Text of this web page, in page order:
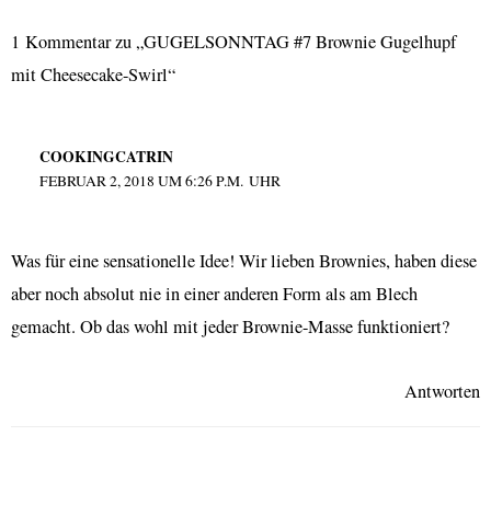
1 Kommentar zu „GUGELSONNTAG #7 Brownie Gugelhupf
mit Cheesecake-Swirl“
COOKINGCATRIN
FEBRUAR 2, 2018 UM 6:26 P.M. UHR
Was für eine sensationelle Idee! Wir lieben Brownies, haben diese
aber noch absolut nie in einer anderen Form als am Blech
gemacht. Ob das wohl mit jeder Brownie-Masse funktioniert?
Antworten